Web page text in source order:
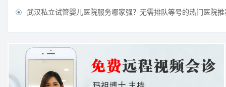
 武汉私立试管婴儿医院服务哪家强？无需排队等号的热门医院推